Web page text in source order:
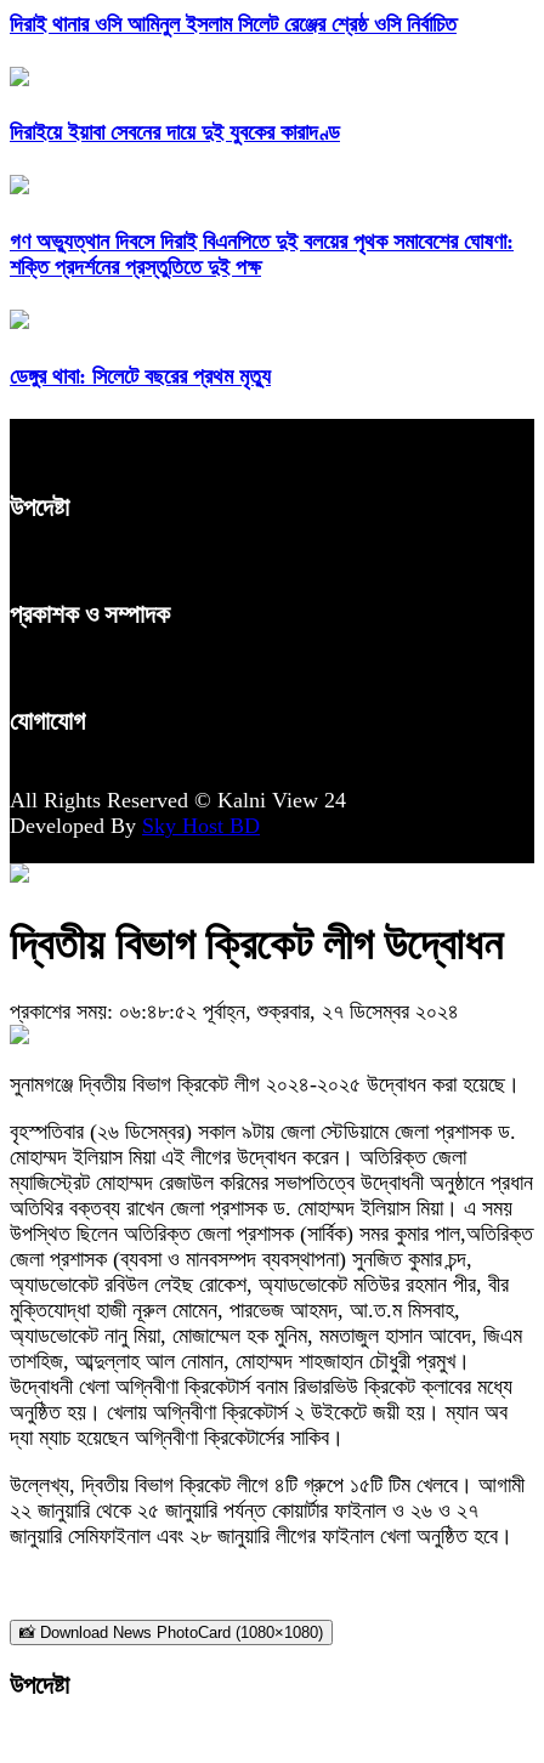
দিরাই থানার ওসি আমিনুল ইসলাম সিলেট রেঞ্জের শ্রেষ্ঠ ওসি নির্বাচিত
দিরাইয়ে ইয়াবা সেবনের দায়ে দুই যুবকের কারাদণ্ড
গণ অভ্যুত্থান দিবসে দিরাই বিএনপিতে দুই বলয়ের পৃথক সমাবেশের ঘোষণা:
শক্তি প্রদর্শনের প্রস্তুতিতে দুই পক্ষ
ডেঙ্গুর থাবা: সিলেটে বছরের প্রথম মৃত্যু
উপদেষ্টা
প্রকাশক ও সম্পাদক
যোগাযোগ
All Rights Reserved © Kalni View 24
Developed By Sky Host BD
দ্বিতীয় বিভাগ ক্রিকেট লীগ উদ্বোধন
প্রকাশের সময়: ০৬:৪৮:৫২ পূর্বাহ্ন, শুক্রবার, ২৭ ডিসেম্বর ২০২৪
সুনামগঞ্জে দ্বিতীয় বিভাগ ক্রিকেট লীগ ২০২৪-২০২৫ উদ্বোধন করা হয়েছে।
বৃহস্পতিবার (২৬ ডিসেম্বর) সকাল ৯টায় জেলা স্টেডিয়ামে জেলা প্রশাসক ড.
মোহাম্মদ ইলিয়াস মিয়া এই লীগের উদ্বোধন করেন। অতিরিক্ত জেলা
ম্যাজিস্ট্রেট মোহাম্মদ রেজাউল করিমের সভাপতিত্বে উদ্বোধনী অনুষ্ঠানে প্রধান
অতিথির বক্তব্য রাখেন জেলা প্রশাসক ড. মোহাম্মদ ইলিয়াস মিয়া। এ সময়
উপস্থিত ছিলেন অতিরিক্ত জেলা প্রশাসক (সার্বিক) সমর কুমার পাল,অতিরিক্ত
জেলা প্রশাসক (ব্যবসা ও মানবসম্পদ ব্যবস্থাপনা) সুনজিত কুমার চন্দ,
অ্যাডভোকেট রবিউল লেইছ রোকেশ, অ্যাডভোকেট মতিউর রহমান পীর, বীর
মুক্তিযোদ্ধা হাজী নূরুল মোমেন, পারভেজ আহমদ, আ.ত.ম মিসবাহ,
অ্যাডভোকেট নানু মিয়া, মোজাম্মেল হক মুনিম, মমতাজুল হাসান আবেদ, জিএম
তাশহিজ, আব্দুল্লাহ আল নোমান, মোহাম্মদ শাহজাহান চৌধুরী প্রমুখ।
উদ্বোধনী খেলা অগ্নিবীণা ক্রিকেটার্স বনাম রিভারভিউ ক্রিকেট ক্লাবের মধ্যে
অনুষ্ঠিত হয়। খেলায় অগ্নিবীণা ক্রিকেটার্স ২ উইকেটে জয়ী হয়। ম্যান অব
দ্যা ম্যাচ হয়েছেন অগ্নিবীণা ক্রিকেটার্সের সাকিব।
উল্লেখ্য, দ্বিতীয় বিভাগ ক্রিকেট লীগে ৪টি গ্রুপে ১৫টি টিম খেলবে। আগামী
২২ জানুয়ারি থেকে ২৫ জানুয়ারি পর্যন্ত কোয়ার্টার ফাইনাল ও ২৬ ও ২৭
জানুয়ারি সেমিফাইনাল এবং ২৮ জানুয়ারি লীগের ফাইনাল খেলা অনুষ্ঠিত হবে।
📸 Download News PhotoCard (1080×1080)
উপদেষ্টা